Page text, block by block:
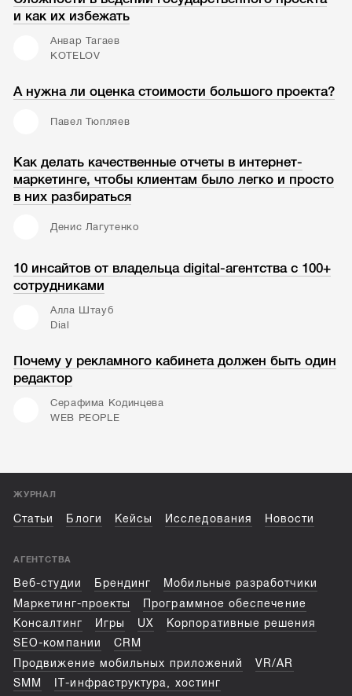
и как их избежать
Анвар Тагаев
KOTELOV
А нужна ли оценка стоимости большого проекта?
Павел Тюпляев
Как делать качественные отчеты в интернет-
маркетинге, чтобы клиентам было легко и просто
в них разбираться
Денис Лагутенко
10 инсайтов от владельца digital-агентства с 100+
сотрудниками
Алла Штауб
Dial
Почему у рекламного кабинета должен быть один
редактор
Серафима Кодинцева
WEB PEOPLE
ЖУРНАЛ
Статьи Блоги Кейсы Исследования Новости
АГЕНТСТВА
Веб-студии Брендинг
Мобильные разработчики
Маркетинг-проекты
Программное обеспечение
Консалтинг
Игры UX
Корпоративные решения
SEO-компании
CRM
Продвижение мобильных приложений
VR/AR
SMM
IT-инфраструктура, хостинг